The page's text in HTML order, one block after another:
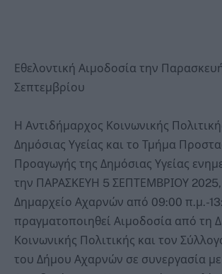
Εθελοντική Αιμοδοσία την
Σεπτεμβρίου
Η Αντιδήμαρχος Κοινωνικής
Δημόσιας Υγείας και το Τμήμα
Προαγωγής της Δημόσιας Υγείας
την ΠΑΡΑΣΚΕΥΗ 5 ΣΕΠΤΕΜΒΡΙΟΥ
Δημαρχείο Αχαρνών από 09:00 π.μ.-
πραγματοποιηθεί Αιμοδοσία από τη
Κοινωνικής Πολιτικής και τον
του Δήμου Αχαρνών σε συνεργασία